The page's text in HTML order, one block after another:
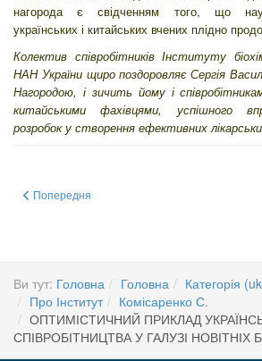
нагорода є свідченням того, що
українських і китайських вчених плідно
Колектив співробітників Інституту
НАН України щиро поздоровляє Сергія
Нагородою, і зичить йому і
китайськими фахівцями, успішного
розробок у створення ефективних
Попередня стаття: Інформація про
Попередня
Ви тут: Головна Головна Категорія
Про Інститут
Комісаренко С.
ОПТИМІСТИЧНИЙ ПРИКЛАД
СПІВРОБІТНИЦТВА У ГАЛУЗІ НОВІТНІХ